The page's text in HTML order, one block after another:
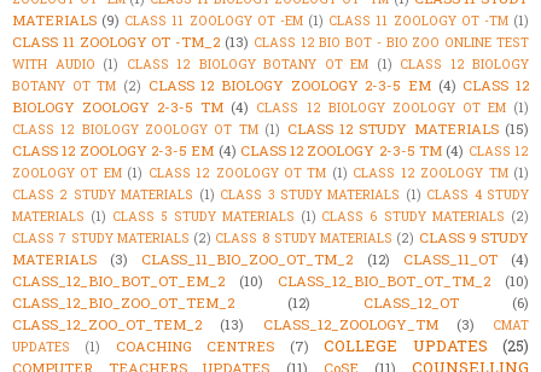
MATERIALS (9) CLASS 11 ZOOLOGY OT -EM (1) CLASS 11 ZOOLOGY OT -TM (1)
CLASS 11 ZOOLOGY OT -TM_2 (13) CLASS 12 BIO BOT - BIO ZOO ONLINE TEST
WITH AUDIO (1) CLASS 12 BIOLOGY BOTANY OT EM (1) CLASS 12 BIOLOGY
BOTANY OT TM (2) CLASS 12 BIOLOGY ZOOLOGY 2-3-5 EM (4) CLASS 12
BIOLOGY ZOOLOGY 2-3-5 TM (4) CLASS 12 BIOLOGY ZOOLOGY OT EM (1)
CLASS 12 BIOLOGY ZOOLOGY OT TM (1) CLASS 12 STUDY MATERIALS (15)
CLASS 12 ZOOLOGY 2-3-5 EM (4) CLASS 12 ZOOLOGY 2-3-5 TM (4) CLASS 12
ZOOLOGY OT EM (1) CLASS 12 ZOOLOGY OT TM (1) CLASS 12 ZOOLOGY TM (1)
CLASS 2 STUDY MATERIALS (1) CLASS 3 STUDY MATERIALS (1) CLASS 4 STUDY
MATERIALS (1) CLASS 5 STUDY MATERIALS (1) CLASS 6 STUDY MATERIALS (2)
CLASS 7 STUDY MATERIALS (2) CLASS 8 STUDY MATERIALS (2) CLASS 9 STUDY
MATERIALS
(3) CLASS_11_BIO_ZOO_OT_TM_2 (12) CLASS_11_OT
(4)
CLASS_12_BIO_BOT_OT_EM_2
(10) CLASS_12_BIO_BOT_OT_TM_2
(10)
CLASS_12_BIO_ZOO_OT_TEM_2
(12) CLASS_12_OT
(6)
CLASS_12_ZOO_OT_TEM_2
(13) CLASS_12_ZOOLOGY_TM (3)
CMAT
UPDATES
(1) COACHING CENTRES (7) COLLEGE UPDATES (25)
COMPUTER TEACHERS UPDATES (11) CoSE (11)
COUNSELLING